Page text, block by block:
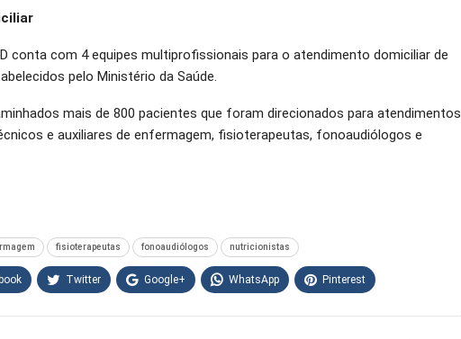
conta com 4 equipes multiprofissionais para o atendimento domiciliar de
pelo Ministério da Saúde.
mais de 800 pacientes que foram direcionados para atendimentos
e auxiliares de enfermagem, fisioterapeutas, fonoaudiólogos e
fisioterapeutas fonoaudiólogos nutricionistas
Twitter Google+ WhatsApp Pinterest